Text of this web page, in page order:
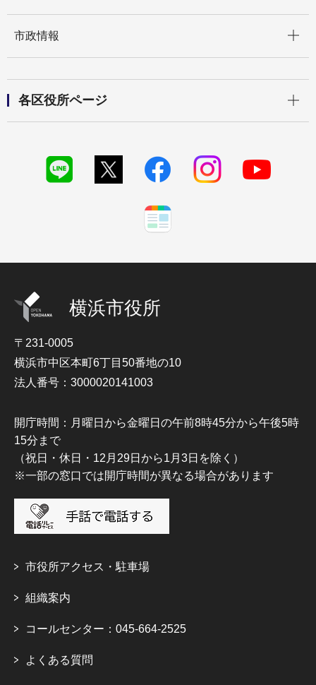
市政情報
各区役所ページ
横浜市役所
〒231-0005
横浜市中区本町6丁目50番地の10
法人番号：3000020141003
開庁時間：月曜日から金曜日の午前8時45分から午後5時
15分まで
（祝日・休日・12月29日から1月3日を除く）
※一部の窓口では開庁時間が異なる場合があります
市役所アクセス・駐車場
組織案内
コールセンター：045-664-2525
よくある質問